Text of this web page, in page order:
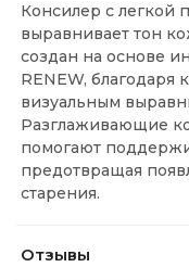
Консилер с легкой
выравнивает тон
создан на основе
RENEW, благодаря
визуальным
Разглаживающие
помогают
предотвращая
старения.
Отзывы